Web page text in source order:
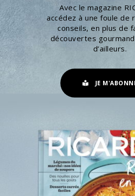
Avec le magazine
accédez à une foule de
conseils, en plus de
découvertes
d’ailleurs.
JE